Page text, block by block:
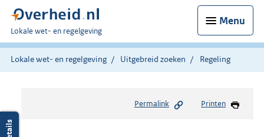
Menu
U
bent
hier:
Lokale wet- en regelgeving
Lokale wet- en regelgeving Uitgebreid zoeken Regeling
Permalink Printen